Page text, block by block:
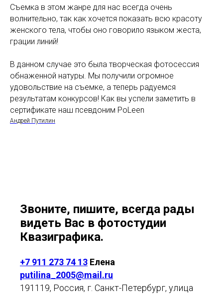
Съемка в этом жанре для нас всегда очень
волнительно, так как хочется показать всю красоту
женского тела, чтобы оно говорило языком жеста,
грации линий!
В данном случае это была творческая фотосессия
обнаженной натуры. Мы получили огромное
удовольствие на съемке, а теперь радуемся
результатам конкурсов! Как вы успели заметить в
сертификате наш псевдоним PoLeen
Андрей Путилин
Звоните, пишите, всегда рады
видеть Вас в фотостудии
Квазиграфика.
+7 911 273 74 13 Елена
putilina_2005@mail.ru
191119, Россия, г. Санкт-Петербург, улица